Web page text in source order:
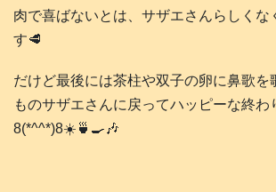
肉で喜ばないとは、サザエさんらしくな
す🥩
だけど最後には茶柱や双子の卵に鼻歌を
ものサザエさんに戻ってハッピーな終わ
8(*^^*)8☀️🍵🍳🎶